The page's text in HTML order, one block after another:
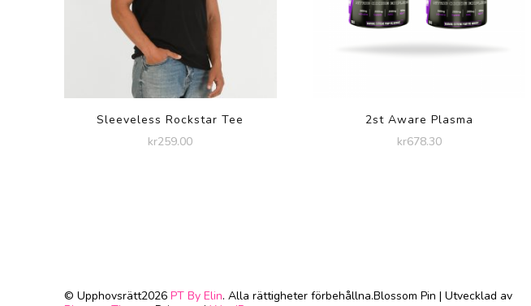
Sleeveless Rockstar Tee
kr259.00
2st Aware Plasma
kr678.30
© Upphovsrätt2026 PT By Elin. Alla rättigheter förbehållna.Blossom Pin | Utvecklad av